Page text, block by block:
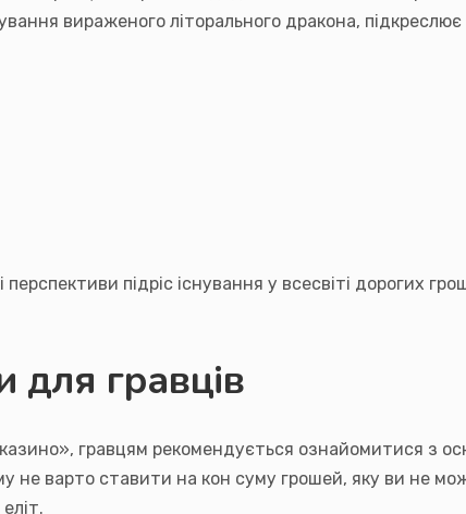
вираженого літорального дракона,
перспективи підріс існування у всесвіті дорогих
для гравців
гравцям рекомендується ознайомитися з
не варто ставити на кон суму грошей, яку ви не